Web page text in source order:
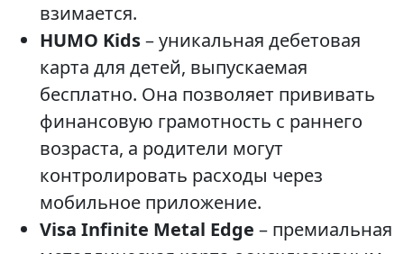
взимается.
HUMO Kids– уникальная дебетовая
карта для детей, выпускаемая
бесплатно. Она позволяет прививать
финансовую грамотность с раннего
возраста, а родители могут
контролировать расходы через
мобильное приложение.
Visa Infinite Metal Edge – премиальная